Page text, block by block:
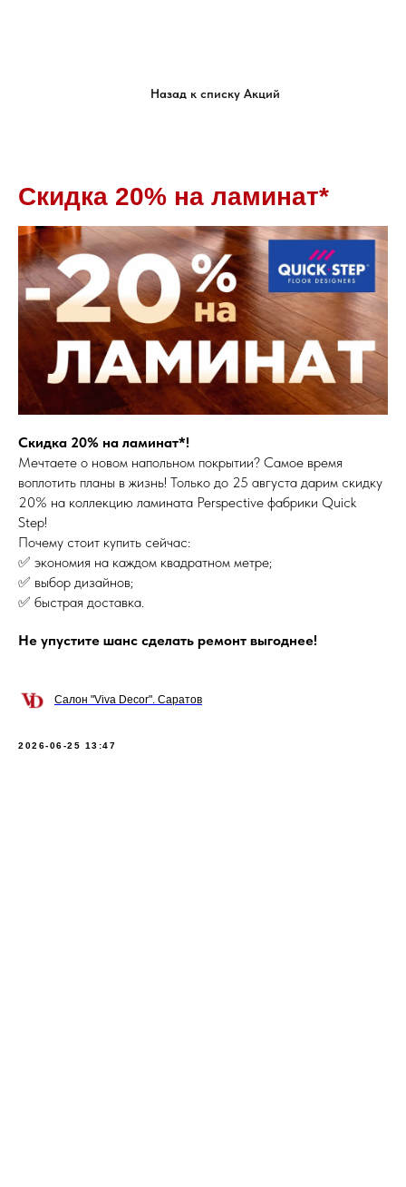
Назад к списку Акций
Скидка 20% на ламинат*
Скидка 20% на ламинат*!
Мечтаете о новом напольном покрытии? Самое время
воплотить планы в жизнь! Только до 25 августа дарим скидку
20% на коллекцию ламината Perspective фабрики Quick
Step!
Почему стоит купить сейчас:
✅ экономия на каждом квадратном метре;
✅ выбор дизайнов;
✅ быстрая доставка.
Не упустите шанс сделать ремонт выгоднее!
Салон "Viva Decor". Саратов
2026-06-25 13:47